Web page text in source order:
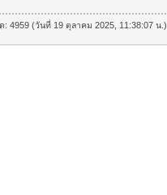
ด: 4959 (วันที่ 19 ตุลาคม 2025, 11:38:07 น.)